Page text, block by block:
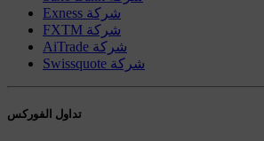
Exness شركة
FXTM شركة
AiTrade شركة
Swissquote شركة
تداول الفوركس